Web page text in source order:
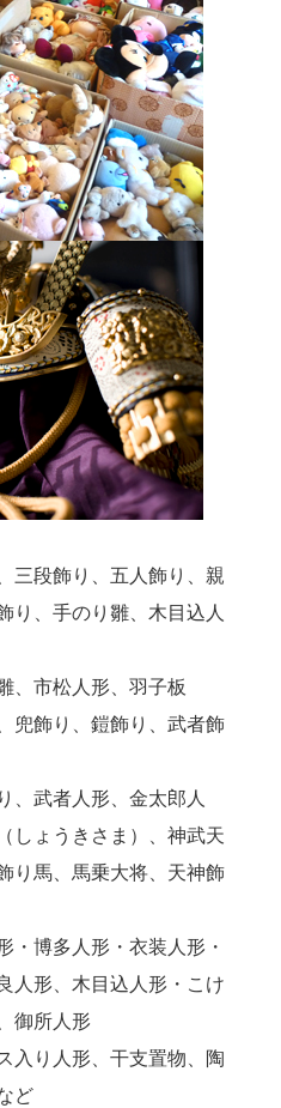
三段飾り、五人飾り、親
り、手のり雛、木目込人
、市松人形、羽子板
兜飾り、鎧飾り、武者飾
、武者人形、金太郎人
しょうきさま）、神武天
り馬、馬乗大将、天神飾
・博多人形・衣装人形・
人形、木目込人形・こけ
御所人形
入り人形、干支置物、陶
ど